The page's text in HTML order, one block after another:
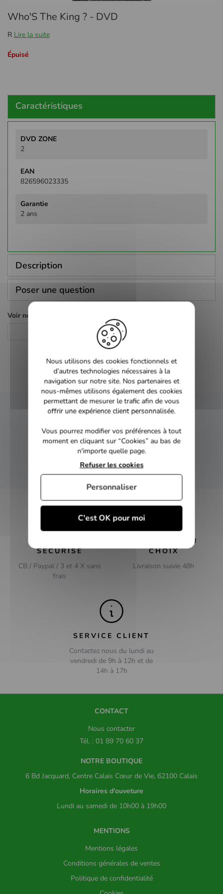
au
de
Galerie
Who'S The King ? - DVD
R Lire la suite
Épuisé
Caractéristiques
d'infos
2
826596023335
2 ans
Description
Poser une question
Voir nos autres pages :
NEWSLETTER
Inscrivez-vous et recevez nos bons plans
SÉCURISÉ
CB / Paypal / 3 et 4 X sans
frais
LIVRAISON AU
CHOIX
Livraison suivie 48h
SERVICE CLIENT
Contactez nous du lundi au
vendredi de 9h à 12h et de
14h à 17h
CONTACT
Nous contacter
Tél. : 01 89 70 60 37
NOTRE BOUTIQUE
6 Bd Jacquard, Centre Calais Cœur de Vie, 62100 Calais
Horaires d'ouveture
Lundi au samedi de 10h00 à 19h00
MENTIONS
Mentions légales
Conditions générales de ventes
Politique de confidentialité
Nous utilisons des cookies fonctionnels et
d’autres technologies nécessaires à la
navigation sur notre site. Nos partenaires et
nous-mêmes utilisons également des cookies
permettant de mesurer le trafic afin de vous
offrir une expérience client personnalisée.
Vous pourrez modifier vos préférences à tout
moment en cliquant sur “Cookies” au bas de
n'importe quelle page.
C'est OK pour moi
Refuser les cookies
Personnaliser